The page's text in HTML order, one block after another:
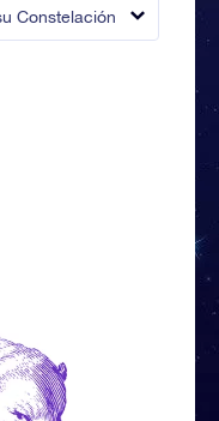
Constelación